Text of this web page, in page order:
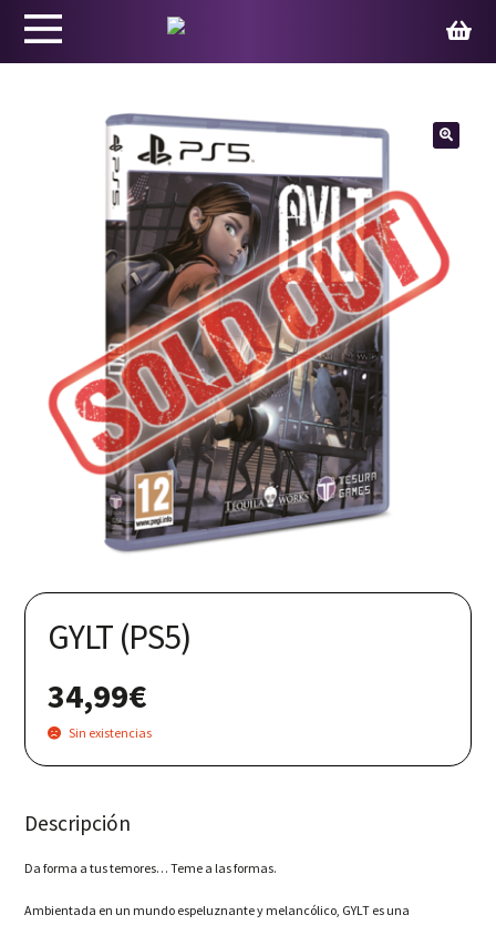
GYLT (PS5)
34,99€
Sin existencias
Descripción
Da forma a tus temores… Teme a las formas.
Ambientada en un mundo espeluznante y melancólico, GYLT es una
Productos
Juegos
Ed. Coleccionista
Merchandising
Contacto
Carrito
Nuestras redes: